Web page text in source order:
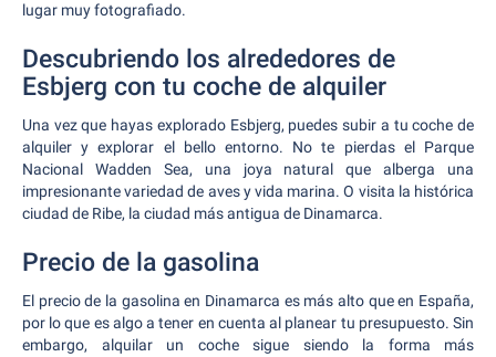
lugar muy fotografiado.
Descubriendo los alrededores de
Esbjerg con tu coche de alquiler
Una vez que hayas explorado Esbjerg, puedes subir a tu coche de
alquiler y explorar el bello entorno. No te pierdas el Parque
Nacional Wadden Sea, una joya natural que alberga una
impresionante variedad de aves y vida marina. O visita la histórica
ciudad de Ribe, la ciudad más antigua de Dinamarca.
Precio de la gasolina
El precio de la gasolina en Dinamarca es más alto que en España,
por lo que es algo a tener en cuenta al planear tu presupuesto. Sin
embargo, alquilar un coche sigue siendo la forma más